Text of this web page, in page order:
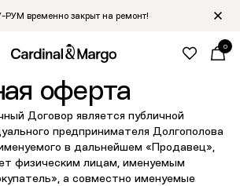
временно закрыт на ремонт!
0
оферта
Договор является публичной
предпринимателя Долгополова
в дальнейшем «Продавец»,
физическим лицам, именуемым
а совместно именуемые